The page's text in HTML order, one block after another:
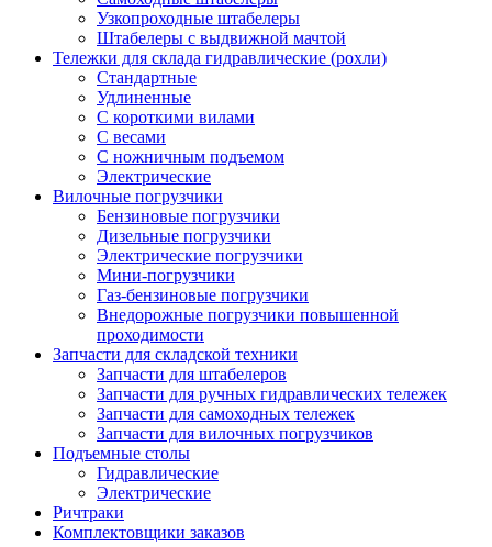
Узкопроходные штабелеры
Штабелеры с выдвижной мачтой
Тележки для склада гидравлические (рохли)
Стандартные
Удлиненные
С короткими вилами
С весами
С ножничным подъемом
Электрические
Вилочные погрузчики
Бензиновые погрузчики
Дизельные погрузчики
Электрические погрузчики
Мини-погрузчики
Газ-бензиновые погрузчики
Внедорожные погрузчики повышенной
проходимости
Запчасти для складской техники
Запчасти для штабелеров
Запчасти для ручных гидравлических тележек
Запчасти для самоходных тележек
Запчасти для вилочных погрузчиков
Подъемные столы
Гидравлические
Электрические
Ричтраки
Комплектовщики заказов